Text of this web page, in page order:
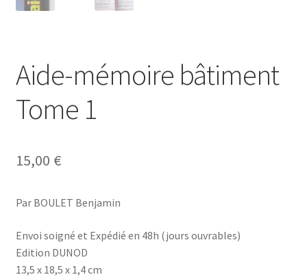
Aide-mémoire bâtiment
Tome 1
15,00 €
Par BOULET Benjamin
Envoi soigné et Expédié en 48h (jours ouvrables)
Edition DUNOD
13,5 x 18,5 x 1,4 cm